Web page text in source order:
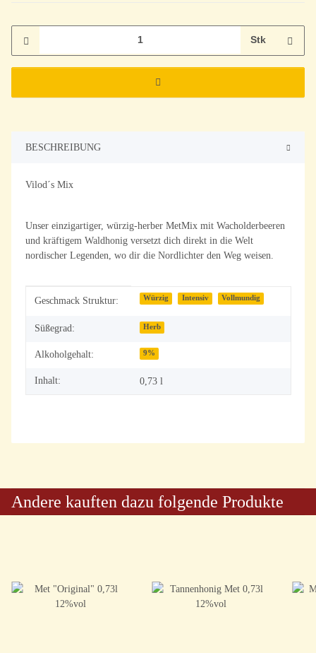
Stk
BESCHREIBUNG
Vilod´s Mix
Unser einzigartiger, würzig-herber MetMix mit Wacholderbeeren
und kräftigem Waldhonig versetzt dich direkt in die Welt
nordischer Legenden, wo dir die Nordlichter den Weg weisen.
Produkteigenschaft
Wert
Geschmack Struktur: Würzig Intensiv Vollmundig
Süßegrad: Herb
Alkoholgehalt: 9%
Inhalt: 0,73 l
Andere kauften dazu folgende Produkte